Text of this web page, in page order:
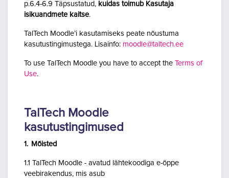
p.6.4-6.9 Täpsustatud, kuidas toimub Kasutaja
isikuandmete kaitse.
TalTech Moodle’i kasutamiseks peate nõustuma
kasutustingimustega. Lisainfo: moodle@taltech.ee
To use TalTech Moodle you have to accept the Terms of
Use.
TalTech Moodle
kasutustingimused
1. Mõisted
1.1 TalTech Moodle - avatud lähtekoodiga e-õppe
veebirakendus, mis asub